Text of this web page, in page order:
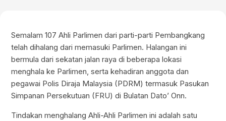
Semalam 107 Ahli Parlimen dari parti-parti Pembangkang
telah dihalang dari memasuki Parlimen. Halangan ini
bermula dari sekatan jalan raya di beberapa lokasi
menghala ke Parlimen, serta kehadiran anggota dan
pegawai Polis Diraja Malaysia (PDRM) termasuk Pasukan
Simpanan Persekutuan (FRU) di Bulatan Dato’ Onn.
Tindakan menghalang Ahli-Ahli Parlimen ini adalah satu